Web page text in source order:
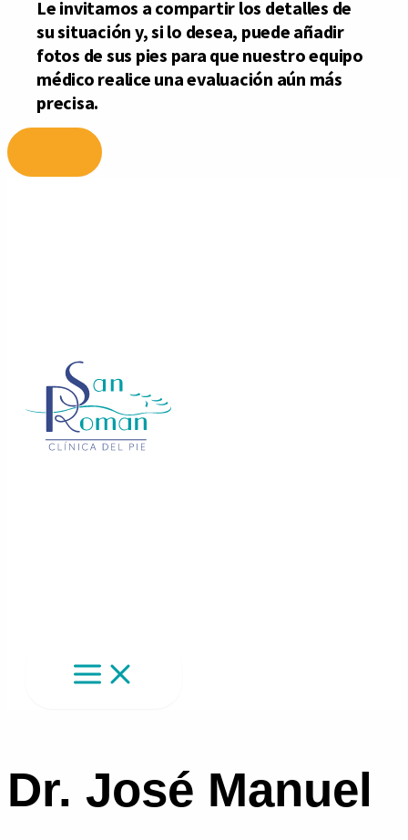
Dr. José Manuel